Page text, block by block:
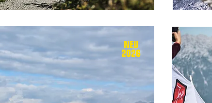
NEU
2026